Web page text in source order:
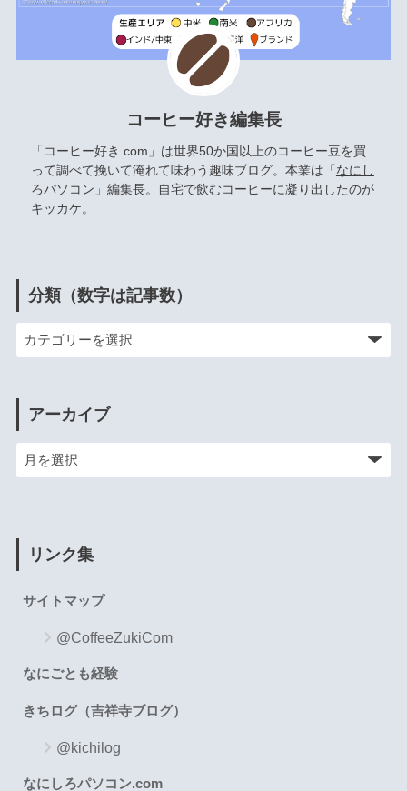
コーヒー好き編集長
「コーヒー好き.com」は世界50か国以上のコーヒー豆を買
って調べて挽いて淹れて味わう趣味ブログ。本業は「なにし
ろパソコン 」編集長。自宅で飲むコーヒーに凝り出したのが
キッカケ。
分類（数字は記事数）
アーカイブ
リンク集
サイトマップ
@CoffeeZukiCom
なにごとも経験
きちログ（吉祥寺ブログ）
@kichilog
なにしろパソコン.com